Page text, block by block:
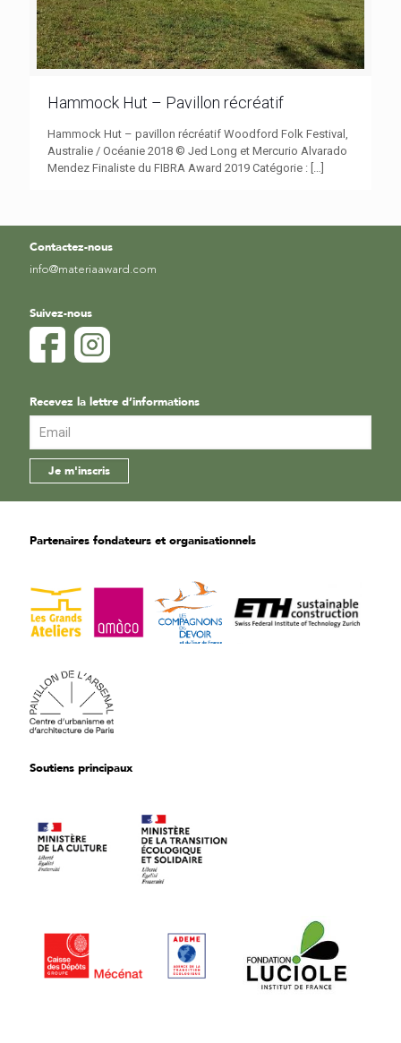
Hammock Hut – Pavillon récréatif
Hammock Hut – pavillon récréatif Woodford Folk Festival,
Australie / Océanie 2018 © Jed Long et Mercurio Alvarado
Mendez Finaliste du FIBRA Award 2019 Catégorie : […]
Contactez-nous
info@materiaaward.com
Suivez-nous
Recevez la lettre d’informations
Partenaires fondateurs et organisationnels
Soutiens principaux